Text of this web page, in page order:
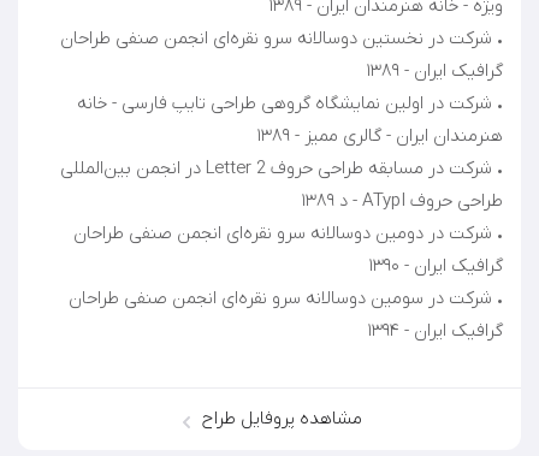
• شرکت در نخستين دوسالانه سرو نقره‌ای انجمن صنفی طراحان
• شرکت در اولين نمایشگاه گروهی طراحی تایپ فارسی - خانه
• شرکت در مسابقه طراحی حروف Letter 2 در انجمن بین‌المللی
• شرکت در دومین دوسالانه سرو نقره‌ای انجمن صنفی طراحان
• شرکت در سومین دوسالانه سرو نقره‌ای انجمن صنفی طراحان
گرافیک ایران - ۱۳۹۴
مشاهده پروفایل طراح